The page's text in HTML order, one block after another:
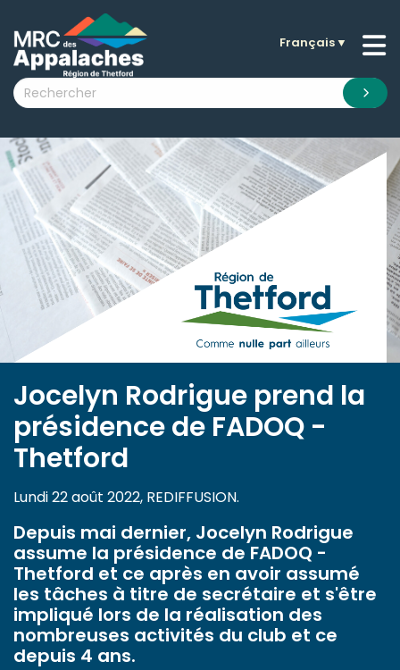
submenu (La MRC )
submenu (Citoyens )
submenu (Visiteurs )
submenu (Nouvelles )
submenu (Documentation )
Français▼
Jocelyn Rodrigue prend la
présidence de FADOQ -
Thetford
Lundi 22 août 2022, REDIFFUSION.
Depuis mai dernier, Jocelyn Rodrigue
assume la présidence de FADOQ -
Thetford et ce après en avoir assumé
les tâches à titre de secrétaire et s'être
impliqué lors de la réalisation des
nombreuses activités du club et ce
depuis 4 ans.